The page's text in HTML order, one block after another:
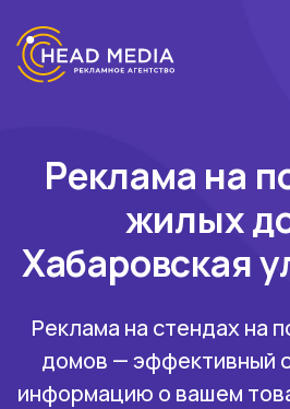
Реклама на
жилых
Хабаровская
Реклама на стендах на
домов — эффективный
информацию о вашем